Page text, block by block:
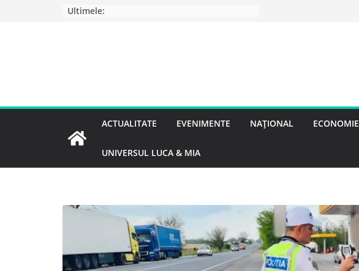
Ultimele:
ACTUALITATE EVENIMENTE NAȚIONAL ECONOMIE
UNIVERSUL LUCA & MIA